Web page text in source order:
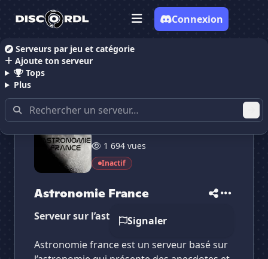
Serveurs par jeu et catégorie
Ajoute ton serveur
Tops
Plus
Connexion
Accueil Serveurs Discord Inclassable
1 694 vues
Inactif
Astronomie France
Signaler
Serveur sur l’astronomie
Astronomie france est un serveur basé sur
Vote pourAstronomie France
Astronomie France
Es-tu sûr de vouloir supprimer ton avis de ce
Astronomie France